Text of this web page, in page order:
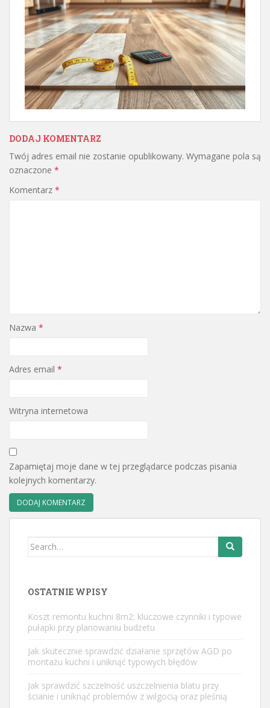
DODAJ KOMENTARZ
Twój adres email nie zostanie opublikowany. Wymagane pola są
oznaczone *
Komentarz *
Nazwa *
Adres email *
Witryna internetowa
Zapamiętaj moje dane w tej przeglądarce podczas pisania
kolejnych komentarzy.
Search
OSTATNIE WPISY
Koszt remontu kuchni 8m2: kluczowe czynniki i typowe
pułapki przy planowaniu budżetu
Jak skutecznie sprawdzić działanie sprzętów AGD po
montażu kuchni i uniknąć typowych błędów
Jak sprawdzić szczelność uszczelnienia blatu przy
ścianie i uniknąć problemów z wilgocią oraz pleśnią